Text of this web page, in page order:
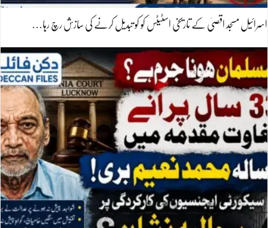
اسرائیل مسجد اقصیٰ کے تاریخی اسٹیٹس کو کو تبدیل کرنے کی سازش رچ رہا…